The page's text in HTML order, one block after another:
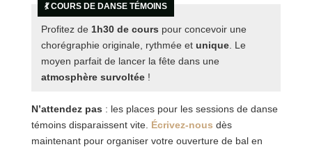
💃 COURS DE DANSE TÉMOINS
Profitez de 1h30 de cours pour concevoir une
chorégraphie originale, rythmée et unique. Le
moyen parfait de lancer la fête dans une
atmosphère survoltée!
N’attendez pas : les places pour les sessions de danse
témoins disparaissent vite. Écrivez-nous dès
maintenant pour organiser votre ouverture de bal en